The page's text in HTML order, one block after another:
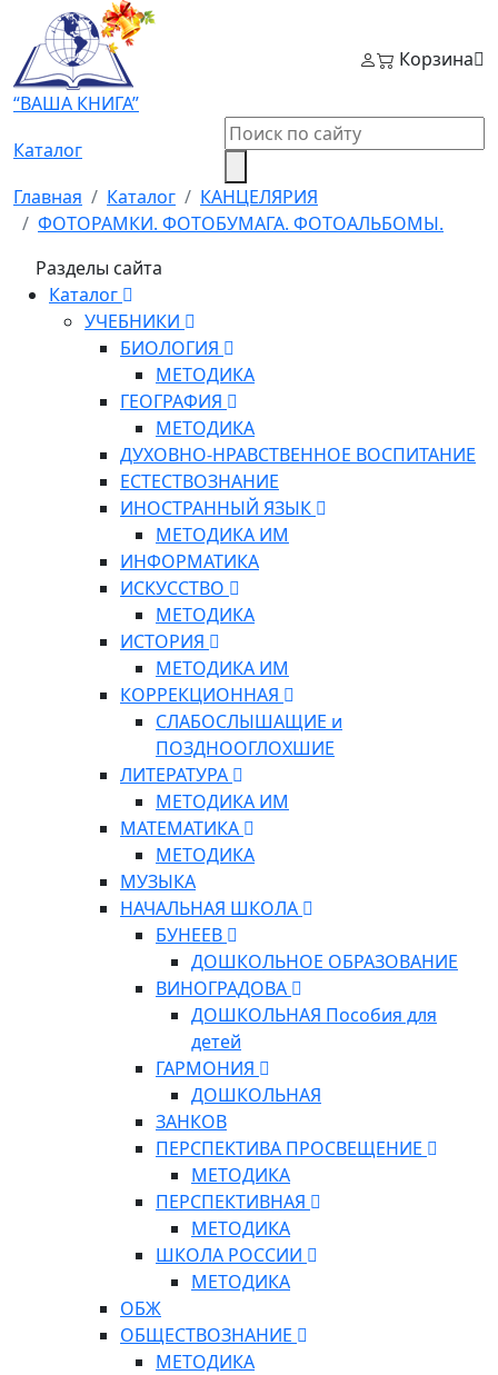
“ВАША КНИГА”
Корзина
Каталог
Главная
Каталог
КАНЦЕЛЯРИЯ
ФОТОРАМКИ. ФОТОБУМАГА. ФОТОАЛЬБОМЫ.
Разделы сайта
Каталог
УЧЕБНИКИ
БИОЛОГИЯ
МЕТОДИКА
ГЕОГРАФИЯ
МЕТОДИКА
ДУХОВНО-НРАВСТВЕННОЕ ВОСПИТАНИЕ
ЕСТЕСТВОЗНАНИЕ
ИНОСТРАННЫЙ ЯЗЫК
МЕТОДИКА ИМ
ИНФОРМАТИКА
ИСКУССТВО
МЕТОДИКА
ИСТОРИЯ
МЕТОДИКА ИМ
КОРРЕКЦИОННАЯ
СЛАБОСЛЫШАЩИЕ и
ПОЗДНООГЛОХШИЕ
ЛИТЕРАТУРА
МЕТОДИКА ИМ
МАТЕМАТИКА
МЕТОДИКА
МУЗЫКА
НАЧАЛЬНАЯ ШКОЛА
БУНЕЕВ
ДОШКОЛЬНОЕ ОБРАЗОВАНИЕ
ВИНОГРАДОВА
ДОШКОЛЬНАЯ Пособия для
детей
ГАРМОНИЯ
ДОШКОЛЬНАЯ
ЗАНКОВ
ПЕРСПЕКТИВА ПРОСВЕЩЕНИЕ
МЕТОДИКА
ПЕРСПЕКТИВНАЯ
МЕТОДИКА
ШКОЛА РОССИИ
МЕТОДИКА
ОБЖ
ОБЩЕСТВОЗНАНИЕ
МЕТОДИКА